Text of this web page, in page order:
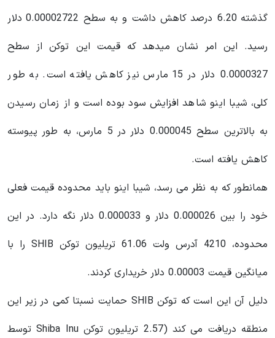
گذشته 6.20 درصد کاهش داشت و به سطح 0.00002722 دلار
رسید. این امر نشان میدهد که قیمت این توکن از سطح
0.0000327 دلار در 15 مارس نیز کاهش یافته است. به طور
کلی، شیبا اینو شاهد افزایش سود بوده است و از زمان رسیدن
به بالاترین سطح 0.000045 دلار در 5 مارس، به طور پیوسته
کاهش یافته است.
همانطور که به نظر می رسد، شیبا اینو باید محدوده قیمت فعلی
خود را بین 0.000026 دلار و 0.000033 دلار نگه دارد. در این
محدوده، 4210 آدرس ولت 61.06 تریلیون توکن SHIB را با
میانگین قیمت 0.00003 دلار خریداری کردند.
دلیل آن این است که توکن SHIB حمایت نسبتا کمی در زیر این
منطقه دریافت می کند (2.57 تریلیون توکن Shiba Inu توسط